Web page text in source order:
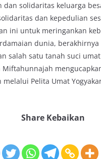
solidaritas keluarga
dan kepedulian
ini untuk meringankan
dunia,
salah satu tanah suci
Pelita Umat
Share Kebaikan